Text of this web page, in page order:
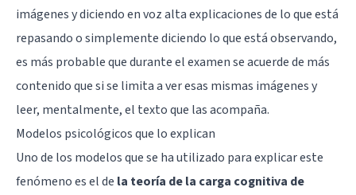
imágenes y diciendo en voz alta explicaciones de lo que está
repasando o simplemente diciendo lo que está observando,
es más probable que durante el examen se acuerde de más
contenido que si se limita a ver esas mismas imágenes y
leer, mentalmente, el texto que las acompaña.
Modelos psicológicos que lo explican
Uno de los modelos que se ha utilizado para explicar este
fenómeno es el de la teoría de la carga cognitiva de